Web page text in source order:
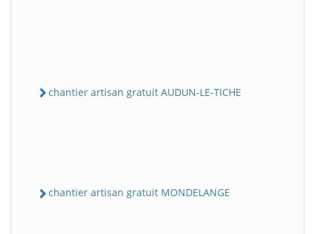
chantier artisan gratuit AUDUN-LE-TICHE
chantier artisan gratuit MONDELANGE